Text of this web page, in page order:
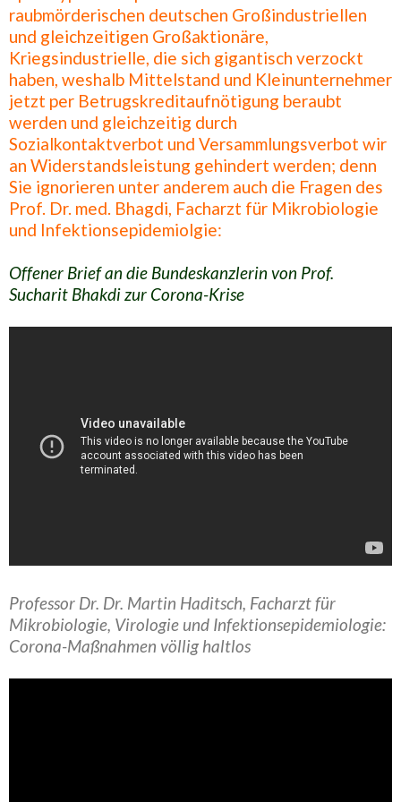
raubmörderischen deutschen Großindustriellen
und gleichzeitigen Großaktionäre,
Kriegsindustrielle, die sich gigantisch verzockt
haben, weshalb Mittelstand und Kleinunternehmer
jetzt per Betrugskreditaufnötigung beraubt
werden und gleichzeitig durch
Sozialkontaktverbot und Versammlungsverbot wir
an Widerstandsleistung gehindert werden; denn
Sie ignorieren unter anderem auch die Fragen des
Prof. Dr. med. Bhagdi, Facharzt für Mikrobiologie
und Infektionsepidemiolgie:
Offener Brief an die Bundeskanzlerin von Prof.
Sucharit Bhakdi zur Corona-Krise
Professor Dr. Dr. Martin Haditsch, Facharzt für
Mikrobiologie, Virologie und Infektions­epidemiologie:
Corona-Maßnahmen völlig haltlos